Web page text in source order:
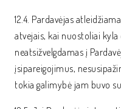
12.4. Pardavėjas
atvejais, kai nuostoliai kyla
neatsižvelgdamas į
įsipareigojimus,
tokia galimybė jam buvo